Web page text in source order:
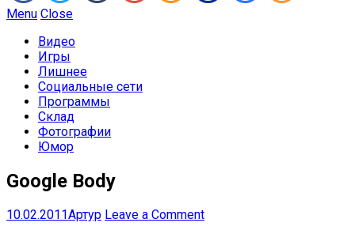
Menu Close
Видео
Игры
Лишнее
Социальные сети
Программы
Склад
Фотографии
Юмор
Google Body
10.02.2011Артур Leave a Comment